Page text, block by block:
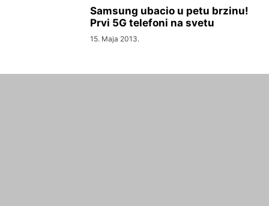
Samsung ubacio u petu brzinu!
Prvi 5G telefoni na svetu
15. Maja 2013.